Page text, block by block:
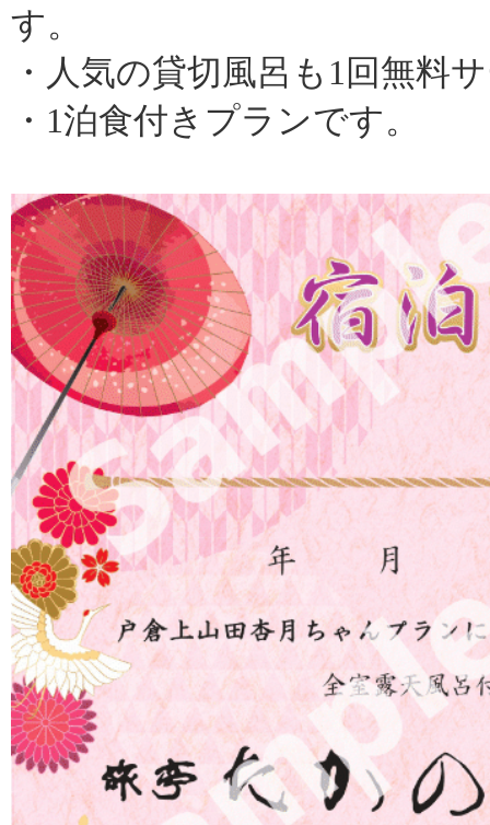
す。
・人気の貸切風呂も1回無料
・1泊食付きプランです。